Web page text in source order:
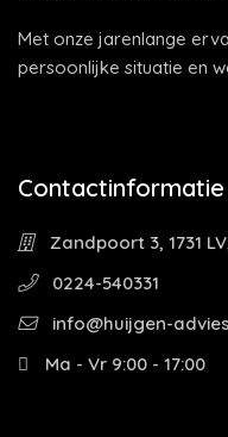
Met onze jarenlange
persoonlijke situatie en
Contactinformatie
Zandpoort 3, 1731
0224-540331
info@huijgen-
Ma - Vr 9:00 - 17:00